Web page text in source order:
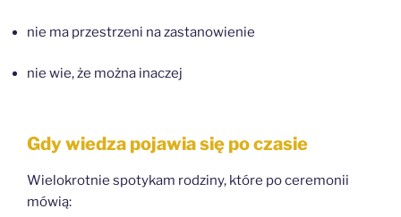
nie ma przestrzeni na zastanowienie
nie wie, że można inaczej
Gdy wiedza pojawia się po czasie
Wielokrotnie spotykam rodziny, które po ceremonii
mówią: